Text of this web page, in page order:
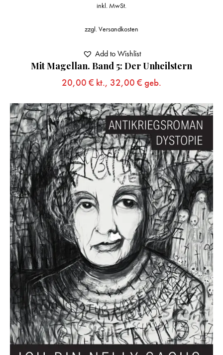
Mit Magellan. Band 5: Der Unheilstern
20,00 € kt., 32,00 € geb.
inkl. MwSt.
zzgl.Versandkosten
Add to Wishlist